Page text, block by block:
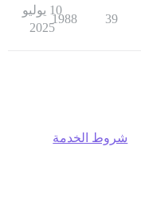
39
1988
10 يوليو
2025
شروط الخدمة